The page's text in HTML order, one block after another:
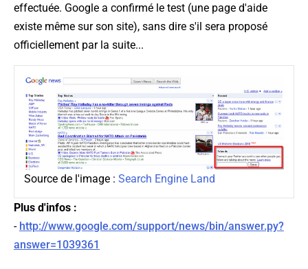
effectuée. Google a confirmé le test (une page d'aide
existe même sur son site), sans dire s'il sera proposé
officiellement par la suite...
Source de l'image : Search Engine Land
Plus d'infos :
- http://www.google.com/support/news/bin/answer.py?
answer=1039361